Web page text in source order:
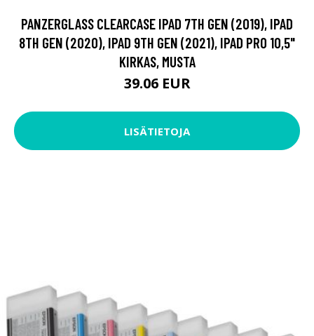
PANZERGLASS CLEARCASE IPAD 7TH GEN (2019), IPAD
8TH GEN (2020), IPAD 9TH GEN (2021), IPAD PRO 10,5"
KIRKAS, MUSTA
39.06 EUR
LISÄTIETOJA